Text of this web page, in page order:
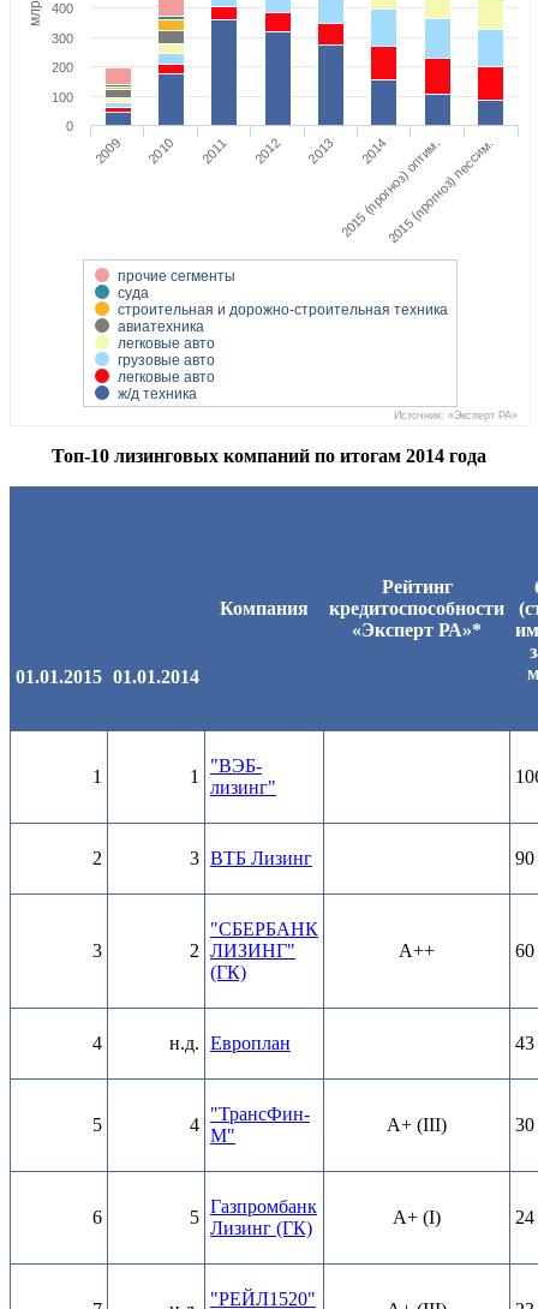
прочие сегменты
суда
строительная и дорожно-строительная техника
авиатехника
легковые авто
грузовые авто
легковые авто
ж/д техника
2009 2010 2011 2012 2013 2014
2015 (прогноз) оптим.
2015 (прогноз) пессим.
0
100
200
300
400
Источник: «Эксперт РА»
Топ-10 лизинговых компаний по итогам 2014 года
Компания
Рейтинг
кредитоспособности
«Эксперт РА»*
01.01.2015 01.01.2014
1 1
"ВЭБ-
лизинг"
2 3 ВТБ Лизинг 90
3 2
"СБЕРБАНК
ЛИЗИНГ"
(ГК)
А++ 60
4 н.д. Европлан 43
5 4
"ТрансФин-
М"
A+ (III) 30
6 5
Газпромбанк
Лизинг (ГК)
A+ (I)
"РЕЙЛ1520"